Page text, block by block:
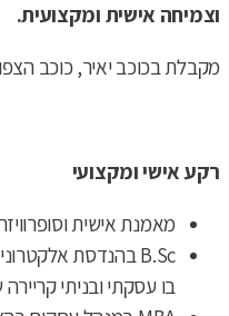
וצמיחה אישית ומקצועית.
מקבלת בכוכב יאיר, כוכב
רקע אישי ומקצועי
מאמנת אישית
בו עסקתי ובניתי קריירה של מעל 15